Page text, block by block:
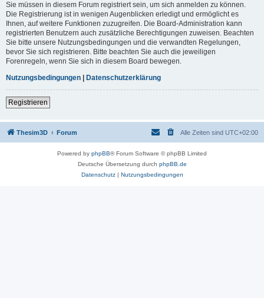
Sie müssen in diesem Forum registriert sein, um sich anmelden zu können.
Die Registrierung ist in wenigen Augenblicken erledigt und ermöglicht es
Ihnen, auf weitere Funktionen zuzugreifen. Die Board-Administration kann
registrierten Benutzern auch zusätzliche Berechtigungen zuweisen. Beachten
Sie bitte unsere Nutzungsbedingungen und die verwandten Regelungen,
bevor Sie sich registrieren. Bitte beachten Sie auch die jeweiligen
Forenregeln, wenn Sie sich in diesem Board bewegen.
Nutzungsbedingungen
Datenschutzerklärung
Registrieren
Thesim3D Forum Alle Zeiten sind UTC+02:00
Powered by phpBB® Forum Software © phpBB Limited
Deutsche Übersetzung durch phpBB.de
Datenschutz| Nutzungsbedingungen